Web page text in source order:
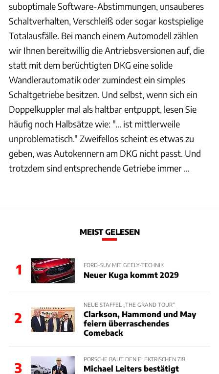
suboptimale Software-Abstimmungen, unsauberes
Schaltverhalten, Verschleiß oder sogar kostspielige
Totalausfälle. Bei manch einem Automodell zählen
wir Ihnen bereitwillig die Antriebsversionen auf, die
statt mit dem berüchtigten DKG eine solide
Wandlerautomatik oder zumindest ein simples
Schaltgetriebe besitzen. Und selbst, wenn sich ein
Doppelkuppler mal als haltbar entpuppt, lesen Sie
häufig noch Halbsätze wie: "... ist mittlerweile
unproblematisch." Zweifellos scheint es etwas zu
geben, was Autokennern am DKG nicht passt. Und
trotzdem sind entsprechende Getriebe immer ...
MEIST GELESEN
1 FORD-SUV MIT GEELY-TECHNIK
Neuer Kuga kommt 2029
2
NEUE STAFFEL „THE GRAND TOUR“
Clarkson, Hammond und May
feiern überraschendes
Comeback
3
PORSCHE BAUT DEN ELEKTRISCHEN 718
Michael Leiters bestätigt